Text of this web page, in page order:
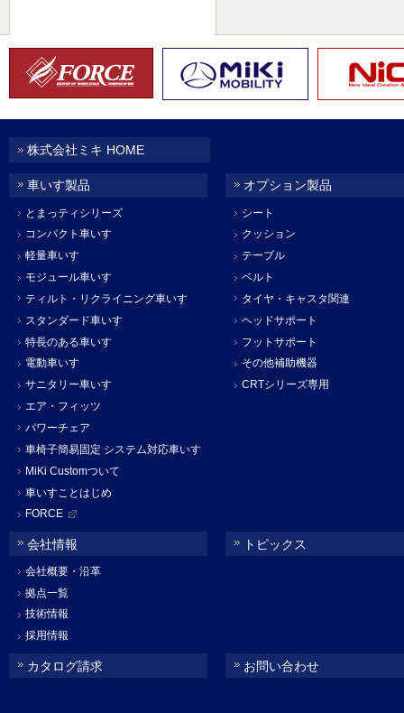
株式会社ミキ HOME
車いす製品
とまっティシリーズ
コンパクト車いす
軽量車いす
モジュール車いす
ティルト・リクライニング車いす
スタンダード車いす
特長のある車いす
電動車いす
サニタリー車いす
エア・フィッツ
パワーチェア
車椅子簡易固定 システム対応車いす
MiKi Customついて
車いすことはじめ
FORCE
オプション製品
シート
クッション
テーブル
ベルト
タイヤ・キャスタ関連
ヘッドサポート
フットサポート
その他補助機器
CRTシリーズ専用
会社情報
会社概要・沿革
拠点一覧
技術情報
採用情報
トピックス
カタログ請求 お問い合わせ